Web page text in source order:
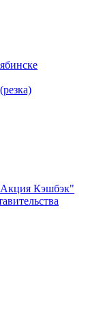
Кэшбэк"